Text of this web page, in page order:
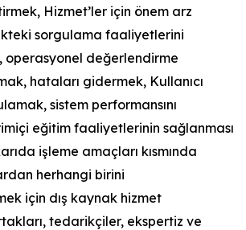
Hizmet’ler için önem arz
sorgulama faaliyetlerini
operasyonel değerlendirme
hataları gidermek, Kullanıcı
sistem performansını
eğitim faaliyetlerinin sağlanması
işleme amaçları kısmında
herhangi birini
için dış kaynak hizmet
tedarikçiler, ekspertiz ve